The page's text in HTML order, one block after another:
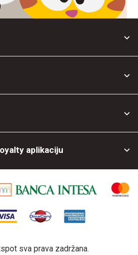
aplikaciju
sva prava zadržana.